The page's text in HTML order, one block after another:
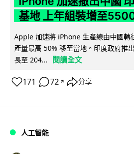
基地 上年組裝增至
Apple 加速將 iPhone 生產線由中國轉
產量最高 50% 移至當地。印度政府推
長至 204...
閱讀全文
171 72 ↗ 分享
人工智能